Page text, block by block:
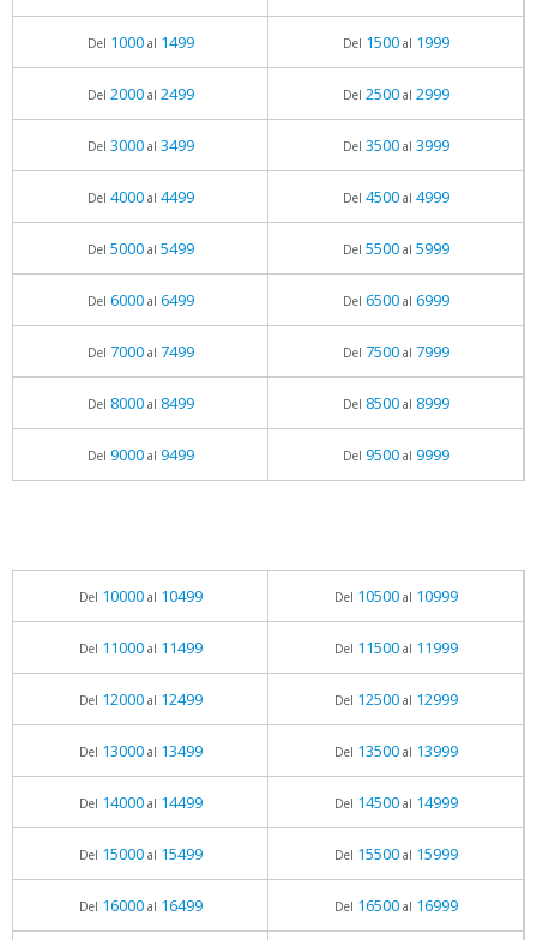
Del 1000al 1499 Del 1500al 1999
Del 2000al 2499 Del 2500al 2999
Del 3000al 3499 Del 3500al 3999
Del 4000al 4499 Del 4500al 4999
Del 5000al 5499 Del 5500al 5999
Del 6000al 6499 Del 6500al 6999
Del 7000al 7499 Del 7500al 7999
Del 8000al 8499 Del 8500al 8999
Del 9000al 9499 Del 9500al 9999
Del 10000al 10499 Del 10500al 10999
Del 11000al 11499 Del 11500al 11999
Del 12000al 12499 Del 12500al 12999
Del 13000al 13499 Del 13500al 13999
Del 14000al 14499 Del 14500al 14999
Del 15000al 15499 Del 15500al 15999
Del 16000al 16499 Del 16500al 16999